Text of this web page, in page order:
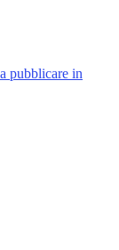
pubblicare in